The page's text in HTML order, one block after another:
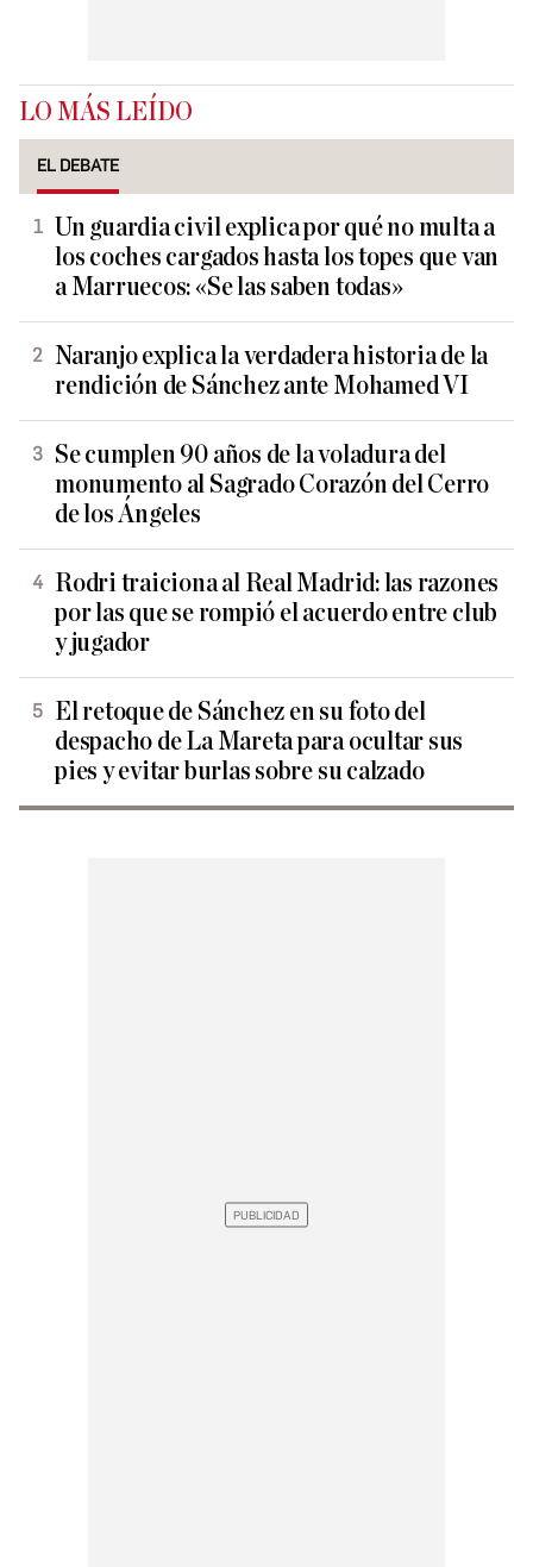
LO MÁS LEÍDO
EL DEBATE
Un guardia civil explica por qué no multa a
los coches cargados hasta los topes que van
a Marruecos: «Se las saben todas»
Naranjo explica la verdadera historia de la
rendición de Sánchez ante Mohamed VI
Se cumplen 90 años de la voladura del
monumento al Sagrado Corazón del Cerro
de los Ángeles
Rodri traiciona al Real Madrid: las razones
por las que se rompió el acuerdo entre club
y jugador
El retoque de Sánchez en su foto del
despacho de La Mareta para ocultar sus
pies y evitar burlas sobre su calzado